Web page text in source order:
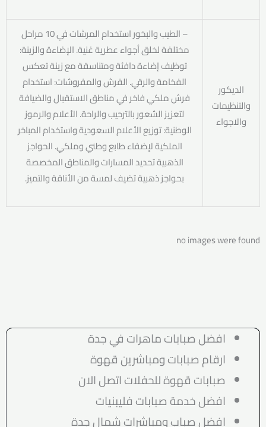
الديكور
والتنظيمات
والاجواء
– الطيب والبخور استخدام المرشات في 10 مراحل
مختلفة لخلق أجواء عطرية غنية. الإضاءة والزينة:
توظيف إضاءة دافئة ومتناسقة مع زينة تعكس
الفخامة والرقي. الفرش والمفروشات: استخدام
فرش ملكي فاخر في مناطق الاستقبال والضيافة
لتعزيز الشعور بالترحيب والراحة. الأعلام والرموز
الوطنية: توزيع الأعلام السعودية واستخدام المباخر
الملكية لإضفاء طابع وطني وملكي. الحواجز
الذهبية تحديد المسارات والمناطق المخصصة
بحواجز ذهبية تضيف لمسة من الأناقة والتميز.
no images were found
افضل صبابات ماهرات في جدة
ارقام صبابات ومباشرين قهوة
صبابات قهوة للحفلات اتصل الان
افضل خدمة صبابات فليبنيات
افضل صباب ومباشرات شمال جدة